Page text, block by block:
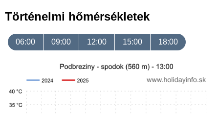
Történelmi hőmérsékletek
06:00 09:00 12:00 15:00 18:00